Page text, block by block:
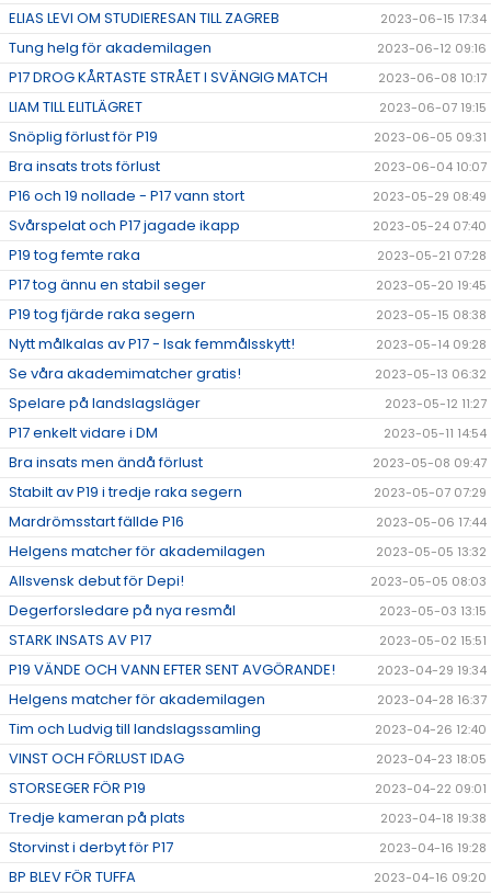
ELIAS LEVI OM STUDIERESAN TILL ZAGREB 2023-06-15 17:34
Tung helg för akademilagen 2023-06-12 09:16
P17 DROG KÅRTASTE STRÅET I SVÄNGIG MATCH 2023-06-08 10:17
LIAM TILL ELITLÄGRET 2023-06-07 19:15
Snöplig förlust för P19 2023-06-05 09:31
Bra insats trots förlust 2023-06-04 10:07
P16 och 19 nollade - P17 vann stort 2023-05-29 08:49
Svårspelat och P17 jagade ikapp 2023-05-24 07:40
P19 tog femte raka 2023-05-21 07:28
P17 tog ännu en stabil seger 2023-05-20 19:45
P19 tog fjärde raka segern 2023-05-15 08:38
Nytt målkalas av P17 - Isak femmålsskytt! 2023-05-14 09:28
Se våra akademimatcher gratis! 2023-05-13 06:32
Spelare på landslagsläger 2023-05-12 11:27
P17 enkelt vidare i DM 2023-05-11 14:54
Bra insats men ändå förlust 2023-05-08 09:47
Stabilt av P19 i tredje raka segern 2023-05-07 07:29
Mardrömsstart fällde P16 2023-05-06 17:44
Helgens matcher för akademilagen 2023-05-05 13:32
Allsvensk debut för Depi! 2023-05-05 08:03
Degerforsledare på nya resmål 2023-05-03 13:15
STARK INSATS AV P17 2023-05-02 15:51
P19 VÄNDE OCH VANN EFTER SENT AVGÖRANDE! 2023-04-29 19:34
Helgens matcher för akademilagen 2023-04-28 16:37
Tim och Ludvig till landslagssamling 2023-04-26 12:40
VINST OCH FÖRLUST IDAG 2023-04-23 18:05
STORSEGER FÖR P19 2023-04-22 09:01
Tredje kameran på plats 2023-04-18 19:38
Storvinst i derbyt för P17 2023-04-16 19:28
BP BLEV FÖR TUFFA 2023-04-16 09:20